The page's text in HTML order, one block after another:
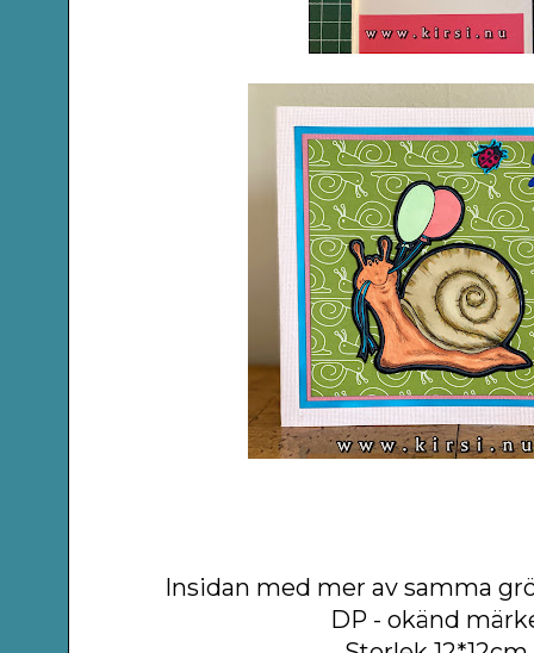
Insidan med mer av samma
DP - okänd